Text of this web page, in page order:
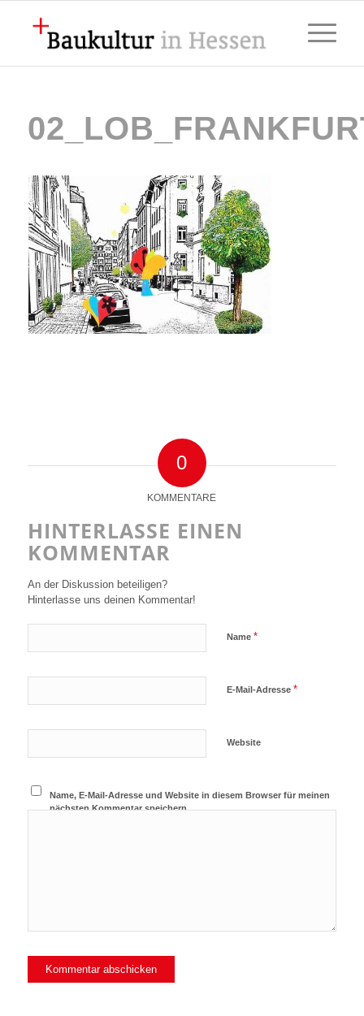
0
KOMMENTARE
HINTERLASSE EINEN
KOMMENTAR
An der Diskussion beteiligen?
Hinterlasse uns deinen Kommentar!
Name *
E-Mail-Adresse *
Website
Name, E-Mail-Adresse und Website in diesem Browser für meinen
nächsten Kommentar speichern.